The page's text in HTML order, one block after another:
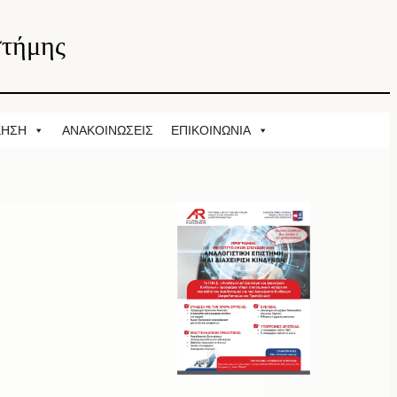
ΑΝΑΚΟΙΝΩΣΕΙΣ ΕΠΙΚΟΙΝΩΝΙΑ